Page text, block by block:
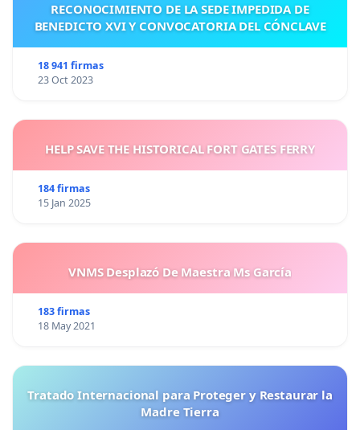
RECONOCIMIENTO DE LA SEDE IMPEDIDA DE
BENEDICTO XVI Y CONVOCATORIA DEL CÓNCLAVE
18 941 firmas
23 Oct 2023
HELP SAVE THE HISTORICAL FORT GATES FERRY
184 firmas
15 Jan 2025
VNMS Desplazó De Maestra Ms García
183 firmas
18 May 2021
Tratado Internacional para Proteger y Restaurar la
Madre Tierra